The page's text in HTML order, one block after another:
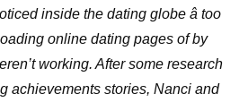
inside the dating globe â too
online dating pages of by
working. After some research
achievements stories, Nanci and